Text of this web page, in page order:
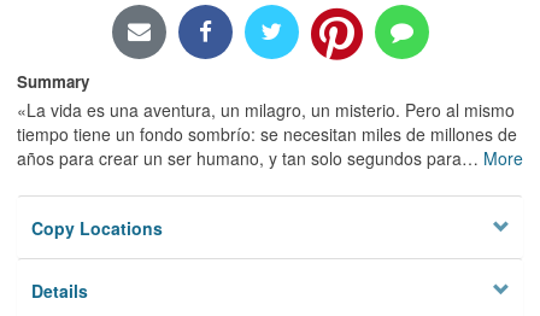
Summary
«La vida es una aventura, un milagro, un misterio. Pero al mismo
tiempo tiene un fondo sombrío: se necesitan miles de millones de
años para crear un ser humano, y tan solo segundos para… More
Copy Locations
Details